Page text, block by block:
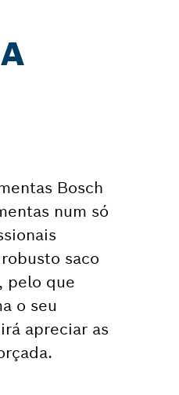
Bosch
num só
saco
pelo que
o seu
apreciar as